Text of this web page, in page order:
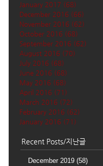
January 2017 (68)
December 2016 (66)
November 2016 (62)
October 2016 (68)
September 2016 (62)
August 2016 (70)
July 2016 (68)
June 2016 (68)
May 2016 (68)
April 2016 (71)
March 2016 (72)
February 2016 (62)
January 2016 (71)
Recent Posts/지난글
December 2019 (58)